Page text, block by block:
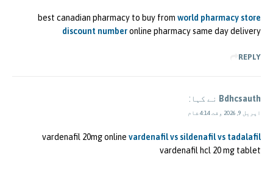
best canadian pharmacy to buy from world pharmacy store
discount numberonline pharmacy same day delivery
REPLY
Bdhcsauth نے کہا:
اپریل 9, 2026 وقت 4:14 شام
vardenafil 20mg online vardenafil vs sildenafil vs tadalafil
vardenafil hcl 20 mg tablet